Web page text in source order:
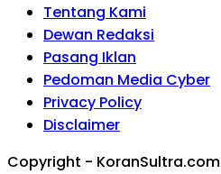
Tentang Kami
Dewan Redaksi
Pasang Iklan
Pedoman Media Cyber
Privacy Policy
Disclaimer
Copyright - KoranSultra.com